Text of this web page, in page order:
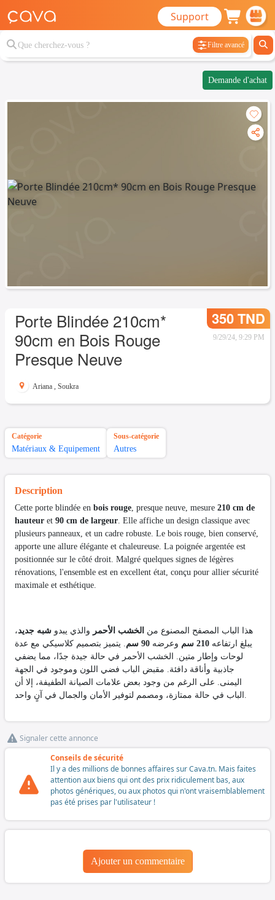
Support
Filtre avancé
Demande d'achat
Porte Blindée 210cm*
90cm en Bois Rouge
Presque Neuve
350 TND
9/29/24, 9:29 PM
Ariana , Soukra
Catégorie
Matériaux & Equipement
Sous-catégorie
Autres
Description
Cette porte blindée en bois rouge, presque neuve, mesure 210 cm de
hauteur et 90 cm de largeur. Elle affiche un design classique avec
plusieurs panneaux, et un cadre robuste. Le bois rouge, bien conservé,
apporte une allure élégante et chaleureuse. La poignée argentée est
positionnée sur le côté droit. Malgré quelques signes de légères
rénovations, l'ensemble est en excellent état, conçu pour allier sécurité
maximale et esthétique.
هذا الباب المصفح المصنوع من الخشب الأحمر والذي يبدو شبه جديد،
يبلغ ارتفاعه 210 سم وعرضه 90 سم
. يتميز بتصميم كلاسيكي مع عدة
لوحات وإطار متين. الخشب الأحمر في حالة جيدة جدًا، مما يضفي
جاذبية وأناقة دافئة. مقبض الباب فضي اللون وموجود في الجهة
اليمنى. على الرغم من وجود بعض علامات الصيانة الطفيفة، إلا أن
الباب في حالة ممتازة، ومصمم لتوفير الأمان والجمال في آنٍ واحد.
Signaler cette annonce
Conseils de sécurité
Il y a des millions de bonnes affaires sur Cava.tn. Mais faites
attention aux biens qui ont des prix ridiculement bas, aux
photos génériques, ou aux photos qui n'ont vraisemblablement
pas été prises par l'utilisateur !
Ajouter un commentaire